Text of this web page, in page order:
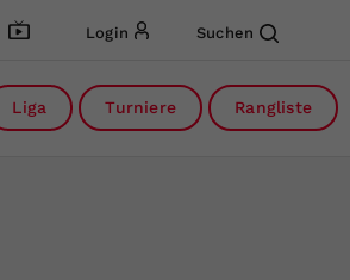
Login Suchen
Liga Turniere Rangliste